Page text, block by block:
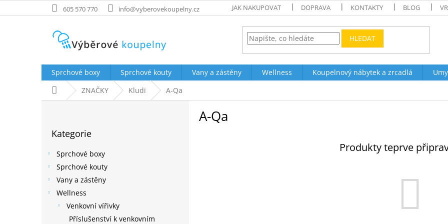
na
605 570 770 info@vyberovekoupelny.cz JAK NAKUPOVAT DOPRAVA KONTAKTY BLOG
HLEDAT
Sprchové boxy Sprchové kouty Vany a zástěny Wellness Koupelnový nábytek a zrcadlá
Domů ZNAČKY Kludi A-Qa
kategorie
Kategorie
Sprchové boxy
Sprchové kouty
Vany a zástěny
Wellness
Venkovní vířivky
Příslušenství k venkovním
A-Qa
Produkty teprve